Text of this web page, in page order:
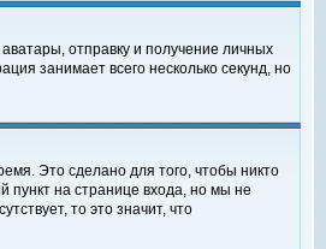
отправку и получение личных
занимает всего несколько секунд, но
Это сделано для того, чтобы никто
пункт на странице входа, но мы не
то это значит, что